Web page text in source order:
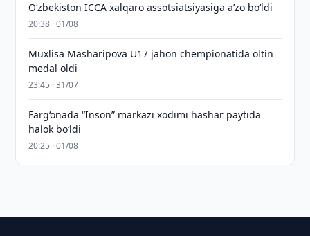
O‘zbekiston ICCA xalqaro assotsiatsiyasiga aʼzo bo‘ldi
20:38 · 01/08
Muxlisa Masharipova U17 jahon chempionatida oltin
medal oldi
23:45 · 31/07
Farg‘onada “Inson” markazi xodimi hashar paytida
halok bo‘ldi
20:25 · 01/08